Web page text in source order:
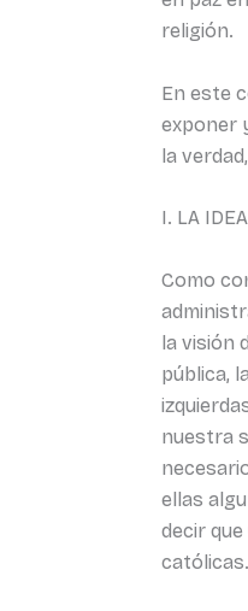
religión.
En este
exponer
la
I. LA IDEA
Como
la visión
pública,
nuestra
ellas
decir
católicas.